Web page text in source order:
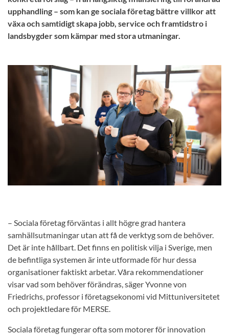
upphandling – som kan ge sociala företag bättre villkor att
växa och samtidigt skapa jobb, service och framtidstro i
landsbygder som kämpar med stora utmaningar.
– Sociala företag förväntas i allt högre grad hantera
samhällsutmaningar utan att få de verktyg som de behöver.
Det är inte hållbart. Det finns en politisk vilja i Sverige, men
de befintliga systemen är inte utformade för hur dessa
organisationer faktiskt arbetar. Våra rekommendationer
visar vad som behöver förändras, säger Yvonne von
Friedrichs, professor i företagsekonomi vid Mittuniversitetet
och projektledare för MERSE.
Sociala företag fungerar ofta som motorer för innovation